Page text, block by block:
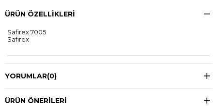
ÜRÜN ÖZELLIKLERI
Safirex 7005
Safirex
YORUMLAR(0)
ÜRÜN ÖNERILERI